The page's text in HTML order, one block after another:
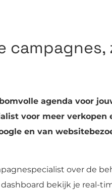
agenda voor
voor meer verkopen
en van
over de
bekijk je real-